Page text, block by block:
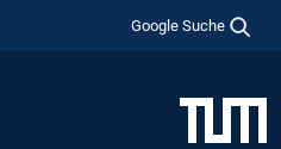
Google Suche